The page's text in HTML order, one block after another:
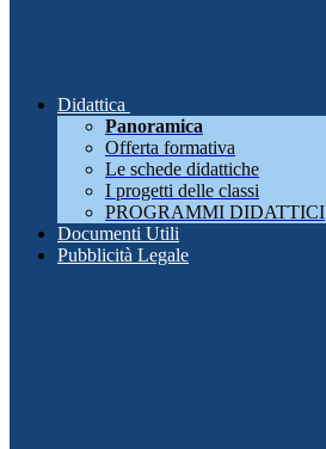
Didattica
Panoramica
Offerta formativa
Le schede didattiche
I progetti delle classi
PROGRAMMI DIDATTICI
Documenti Utili
Pubblicità Legale